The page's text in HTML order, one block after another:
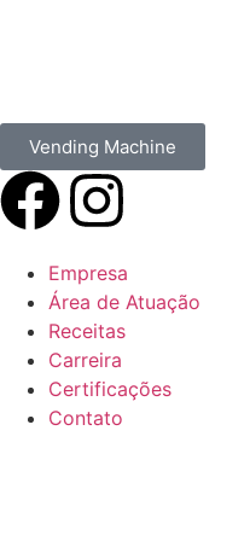
Vending Machine
Empresa
Área de Atuação
Receitas
Carreira
Certificações
Contato